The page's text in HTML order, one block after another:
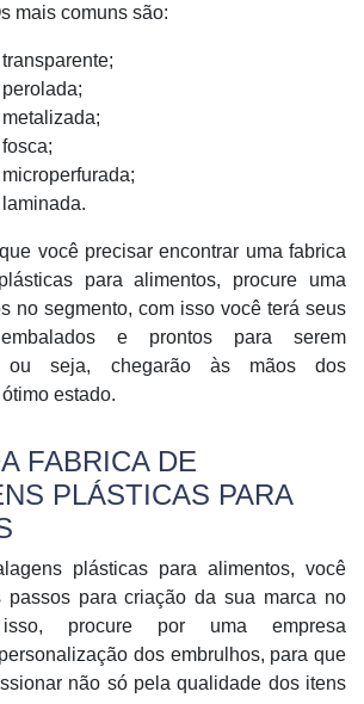
mais comuns são:
você precisar encontrar uma fabrica
para alimentos, procure uma
no segmento, com isso você terá seus
e prontos para serem
ou seja, chegarão às mãos dos
estado.
FABRICA DE
PLÁSTICAS PARA
plásticas para alimentos, você
passos para criação da sua marca no
procure por uma empresa
dos embrulhos, para que
não só pela qualidade dos itens